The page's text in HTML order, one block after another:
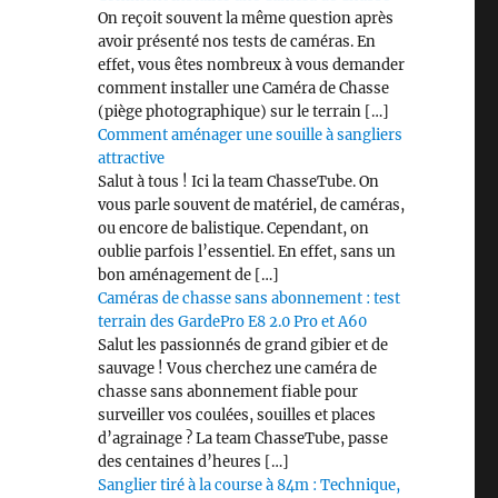
On reçoit souvent la même question après
avoir présenté nos tests de caméras. En
effet, vous êtes nombreux à vous demander
comment installer une Caméra de Chasse
(piège photographique) sur le terrain […]
Comment aménager une souille à sangliers
attractive
Salut à tous ! Ici la team ChasseTube. On
vous parle souvent de matériel, de caméras,
ou encore de balistique. Cependant, on
oublie parfois l’essentiel. En effet, sans un
bon aménagement de […]
Caméras de chasse sans abonnement : test
terrain des GardePro E8 2.0 Pro et A60
Salut les passionnés de grand gibier et de
sauvage ! Vous cherchez une caméra de
chasse sans abonnement fiable pour
surveiller vos coulées, souilles et places
d’agrainage ? La team ChasseTube, passe
des centaines d’heures […]
Sanglier tiré à la course à 84m : Technique,